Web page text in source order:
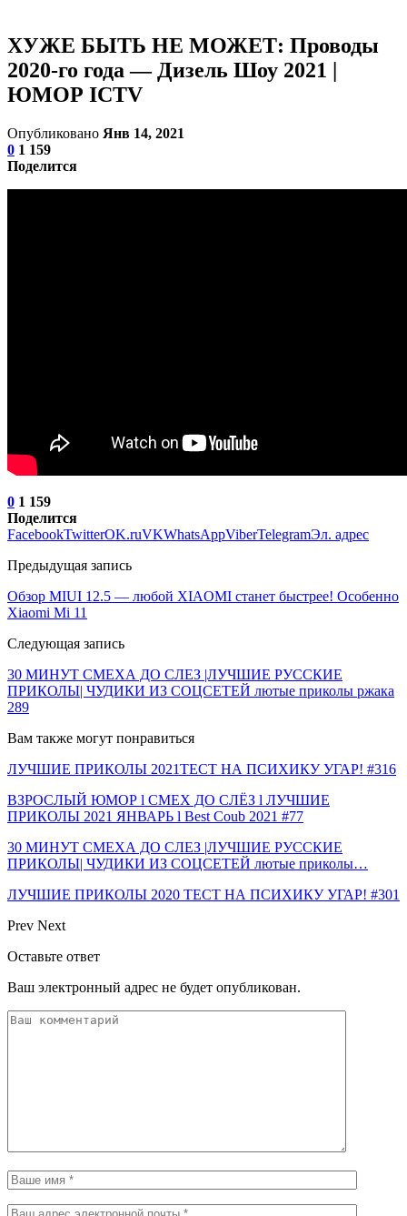
ХУЖЕ БЫТЬ НЕ МОЖЕТ: Проводы
2020-го года — Дизель Шоу 2021 |
ЮМОР ICTV
Опубликовано Янв 14, 2021
0 1 159
Поделится
0 1 159
Поделится
FacebookTwitterOK.ruVKWhatsAppViberTelegramЭл. адрес
Предыдущая запись
Обзор MIUI 12.5 — любой XIAOMI станет быстрее! Особенно
Xiaomi Mi 11
Следующая запись
30 МИНУТ СМЕХА ДО СЛЕЗ |ЛУЧШИЕ РУССКИЕ
ПРИКОЛЫ| ЧУДИКИ ИЗ СОЦСЕТЕЙ лютые приколы ржака
289
Вам также могут понравиться
ЛУЧШИЕ ПРИКОЛЫ 2021ТЕСТ НА ПСИХИКУ УГАР! #316
ВЗРОСЛЫЙ ЮМОР l СМЕХ ДО СЛЁЗ l ЛУЧШИЕ
ПРИКОЛЫ 2021 ЯНВАРЬ l Best Coub 2021 #77
30 МИНУТ СМЕХА ДО СЛЕЗ |ЛУЧШИЕ РУССКИЕ
ПРИКОЛЫ| ЧУДИКИ ИЗ СОЦСЕТЕЙ лютые приколы…
ЛУЧШИЕ ПРИКОЛЫ 2020 ТЕСТ НА ПСИХИКУ УГАР! #301
Prev Next
Оставьте ответ
Ваш электронный адрес не будет опубликован.